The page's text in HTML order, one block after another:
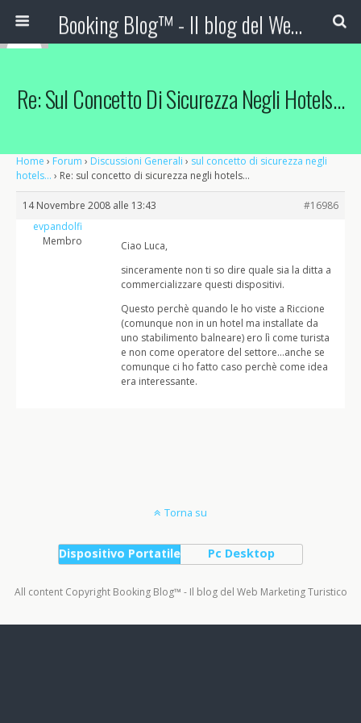
Booking Blog™ - Il blog del Web Marketing Turistico
Re: Sul Concetto Di Sicurezza Negli Hotels…
Home › Forum › Discussioni Generali › sul concetto di sicurezza negli
hotels… › Re: sul concetto di sicurezza negli hotels…
14 Novembre 2008 alle 13:43
#16986
evpandolfi
Membro
Ciao Luca,
sinceramente non ti so dire quale sia la ditta a
commercializzare questi dispositivi.
Questo perchè quando le ho viste a Riccione
(comunque non in un hotel ma installate da
uno stabilimento balneare) ero lì come turista
e non come operatore del settore…anche se
comunque ci ho fatto caso perchè come idea
era interessante.
Torna su
Dispositivo Portatile Pc Desktop
All content Copyright Booking Blog™ - Il blog del Web Marketing Turistico